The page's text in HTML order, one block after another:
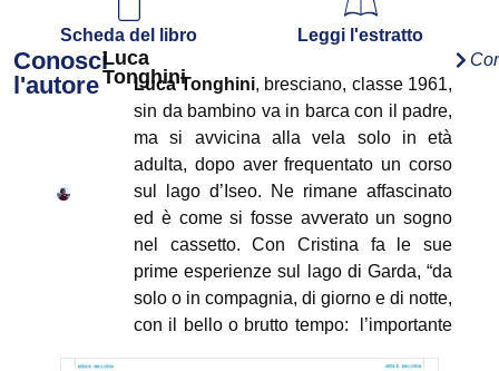
Scheda del libro Leggi l'estratto
Conosci
l'autore
Luca
Tonghini
Luca Tonghini, bresciano, classe 1961,
sin da bambino va in barca con il padre,
ma si avvicina alla vela solo in età
adulta, dopo aver frequentato un corso
sul lago d’Iseo. Ne rimane affascinato
ed è come si fosse avverato un sogno
nel cassetto. Con Cristina fa le sue
prime esperienze sul lago di Garda, “da
solo o in compagnia, di giorno e di notte,
con il bello o brutto tempo: l’importante